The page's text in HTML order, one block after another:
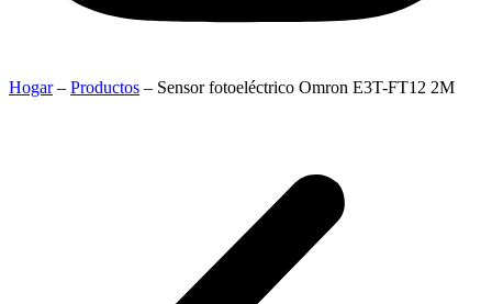
Hogar– Productos – Sensor fotoeléctrico Omron E3T-FT12 2M